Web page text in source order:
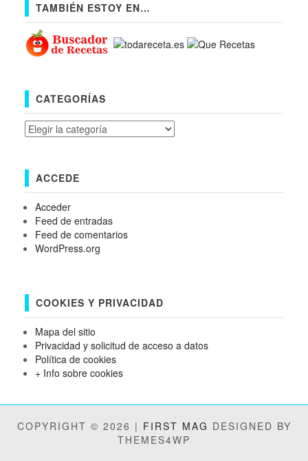
TAMBIÉN ESTOY EN…
CATEGORÍAS
Categorías
ACCEDE
Acceder
Feed de entradas
Feed de comentarios
WordPress.org
COOKIES Y PRIVACIDAD
Mapa del sitio
Privacidad y solicitud de acceso a datos
Política de cookies
+ Info sobre cookies
COPYRIGHT © 2026 | FIRST MAG DESIGNED BY
THEMES4WP